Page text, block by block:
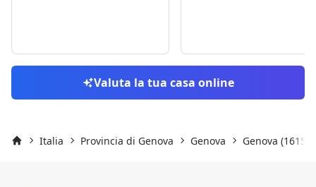
Valuta la tua casa online
Italia Provincia di Genova Genova Genova (16155)